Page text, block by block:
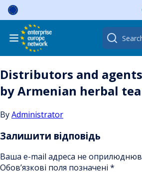
Skip
content
Search
for:
Distributors and
by Armenian herbal
ByAdministrator
Залишити відповідь
Ваша e-mail адреса не
Обов’язкові поля позначені *